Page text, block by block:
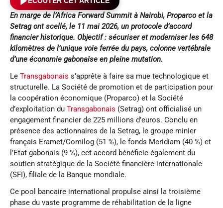
En marge de l’Africa Forward Summit à Nairobi, Proparco et la
Setrag ont scellé, le 11 mai 2026, un protocole d’accord
financier historique. Objectif : sécuriser et moderniser les 648
kilomètres de l’unique voie ferrée du pays, colonne vertébrale
d’une économie gabonaise en pleine mutation.
Le Transgabonais s’apprête à faire sa mue technologique et
structurelle. La Société de promotion et de participation pour
la coopération économique (Proparco) et la Société
d’exploitation du Transgabonais (Setrag) ont officialisé un
engagement financier de 225 millions d’euros. Conclu en
présence des actionnaires de la Setrag, le groupe minier
français Eramet/Comilog (51 %), le fonds Meridiam (40 %) et
l’Etat gabonais (9 %), cet accord bénéficie également du
soutien stratégique de la Société financière internationale
(SFI), filiale de la Banque mondiale.
Ce pool bancaire international propulse ainsi la troisième
phase du vaste programme de réhabilitation de la ligne